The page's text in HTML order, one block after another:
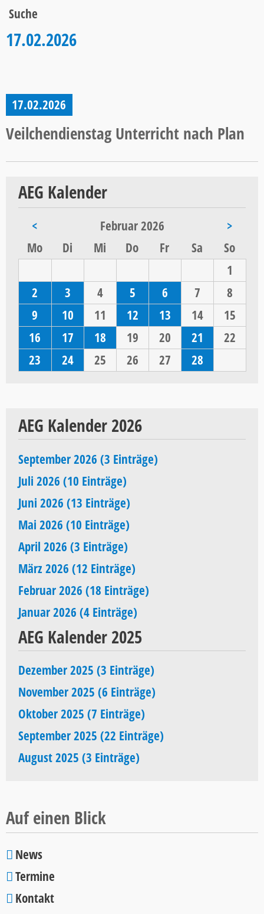
Suche
17.02.2026
17.02.2026
Veilchendienstag Unterricht nach Plan
AEG Kalender
< Februar 2026
>
MontagDienstag
Mittwoch
Donnerstag
FreitagSamstag
Sonntag
1
2
3 4 5 6 7
8
9
10 11 12 13 14
15
16
17 18 19 20 21
22
23
24 25 26 27 28
AEG Kalender 2026
September 2026 (3 Einträge)
Juli 2026 (10 Einträge)
Juni 2026 (13 Einträge)
Mai 2026 (10 Einträge)
April 2026 (3 Einträge)
März 2026 (12 Einträge)
Februar 2026 (18 Einträge)
Januar 2026 (4 Einträge)
AEG Kalender 2025
Dezember 2025 (3 Einträge)
November 2025 (6 Einträge)
Oktober 2025 (7 Einträge)
September 2025 (22 Einträge)
August 2025 (3 Einträge)
Auf einen Blick
Navigation
überspringen
News
Termine
Kontakt